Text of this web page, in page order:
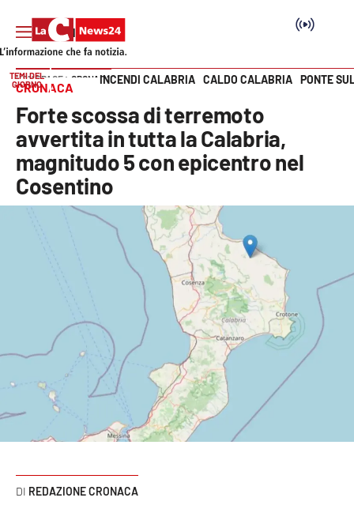
Cronaca
Politica
Italia Mondo
Sport
Cultura
Podcast
Vai
TEMI DEL
GIORNO
INCENDI CALABRIA CALDO CALABRIA PONTE
HOME PAGE CRONACA
CRONACA
Forte scossa di terremoto
avvertita in tutta la Calabria,
magnitudo 5 con epicentro nel
Cosentino
REDAZIONE CRONACA